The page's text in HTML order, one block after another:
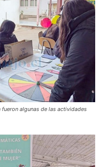
algunas de las actividades